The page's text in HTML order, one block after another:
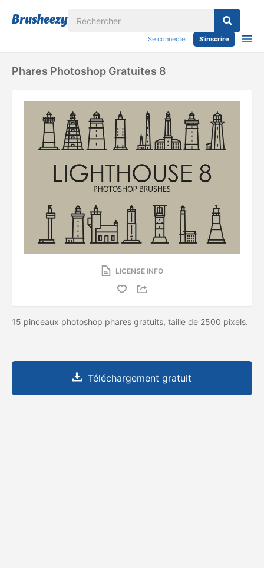
Se connecter S'inscrire
Phares Photoshop Gratuites 8
LICENSE INFO
15 pinceaux photoshop phares gratuits, taille de 2500 pixels.
Téléchargement gratuit